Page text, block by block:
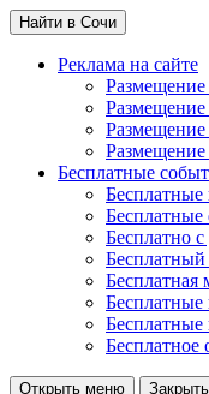
Найти в Сочи
Реклама на сайте
Размещение
Размещение
Бесплатные
Бесплатно
Бесплатная
Бесплатное
Открыть меню